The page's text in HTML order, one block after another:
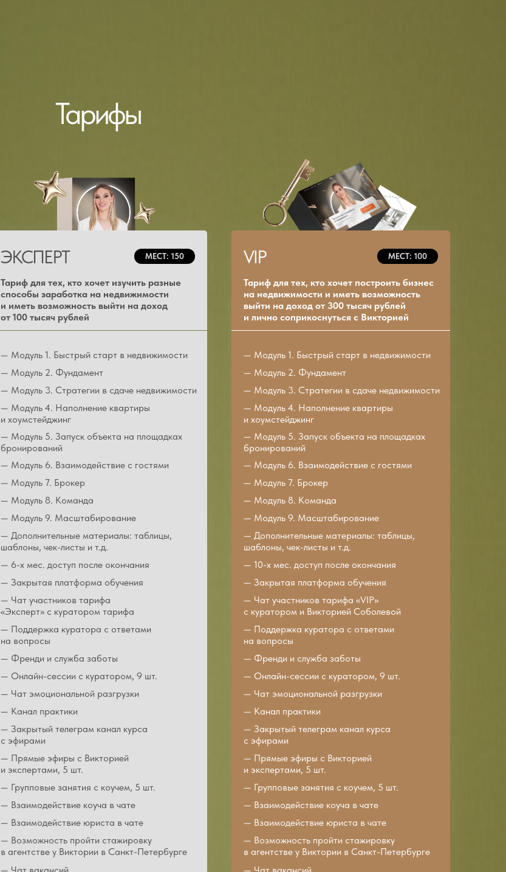
Тарифы
ЭКСПЕРТ
Тариф для тех, кто хочет изучить разные
способы заработка на недвижимости
и иметь возможность выйти на доход
от 100 тысяч рублей
МЕСТ: 150 VIP
Тариф для тех, кто хочет построить бизнес
на недвижимости и иметь возможность
выйти на доход от 300 тысяч рублей
и лично соприкоснуться с Викторией
МЕСТ: 100
— Возможность пройти стажировку
в агентстве у Виктории в Санкт-Петербурге
— Взаимодействие юриста в чате
— Взаимодействие коуча в чате
— Групповые занятия с коучем, 5 шт.
— Прямые эфиры с Викторией
и экспертами, 5 шт.
— Закрытый телеграм канал курса
с эфирами
— Канал практики
— Чат эмоциональной разгрузки
— Онлайн-сессии с куратором, 9 шт.
— Френди и служба заботы
— Поддержка куратора с ответами
на вопросы
— Чат участников тарифа
«Эксперт» с куратором тарифа
— Закрытая платформа обучения
— 6-х мес. доступ после окончания
— Дополнительные материалы: таблицы,
шаблоны, чек-листы и т.д.
— Модуль 9. Масштабирование
— Модуль 8. Команда
— Модуль 7. Брокер
— Модуль 6. Взаимодействие с гостями
— Модуль 5. Запуск объекта на площадках
бронирований
— Модуль 4. Наполнение квартиры
и хоумстейджинг
— Модуль 3. Стратегии в сдаче недвижимости
— Модуль 2. Фундамент
— Модуль 1. Быстрый старт в недвижимости
— Модуль 1. Быстрый старт в недвижимости
— Модуль 2. Фундамент
— Модуль 3. Стратегии в сдаче недвижимости
— Модуль 4. Наполнение квартиры
и хоумстейджинг
— Модуль 5. Запуск объекта на площадках
бронирований
— Модуль 6. Взаимодействие с гостями
— Модуль 7. Брокер
— Модуль 8. Команда
— Модуль 9. Масштабирование
— Дополнительные материалы: таблицы,
шаблоны, чек-листы и т.д.
— 10-х мес. доступ после окончания
— Закрытая платформа обучения
— Чат участников тарифа «VIP»
c куратором и Викторией Соболевой
— Поддержка куратора с ответами
на вопросы
— Френди и служба заботы
— Онлайн-сессии с куратором, 9 шт.
— Чат эмоциональной разгрузки
— Канал практики
— Закрытый телеграм канал курса
с эфирами
— Прямые эфиры с Викторией
и экспертами, 5 шт.
— Групповые занятия с коучем, 5 шт.
— Взаимодействие коуча в чате
— Взаимодействие юриста в чате
— Возможность пройти стажировку
в агентстве у Виктории в Санкт-Петербурге